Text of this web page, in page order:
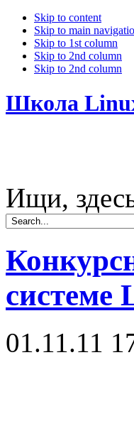
Skip to content
Skip to main
Skip to 1st column
Skip to 2nd column
Skip to 2nd column
Школа
Ищи,
системе
01.11.11